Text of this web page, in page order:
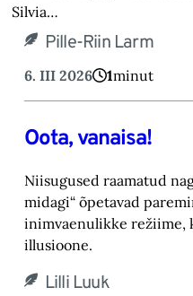
Silvia…
Pille-Riin Larm
6. III 2026 1minut
Oota, vanaisa!
Niisugused raamatud
midagi“ õpetavad
inimvaenulikke režiime,
illusioone.
Lilli Luuk